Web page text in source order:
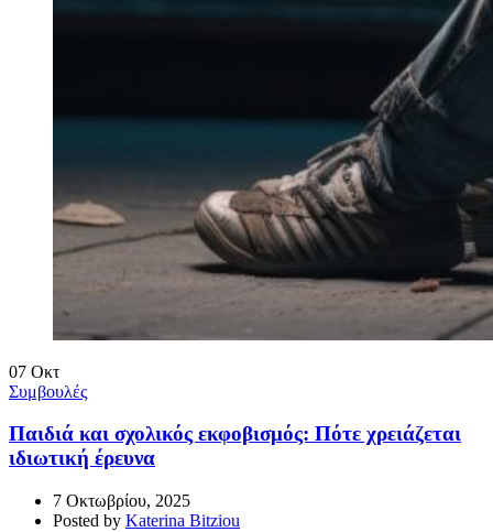
07 Οκτ
Συμβουλές
Παιδιά και σχολικός εκφοβισμός: Πότε χρειάζεται
ιδιωτική έρευνα
7 Οκτωβρίου, 2025
Posted by Katerina Bitziou